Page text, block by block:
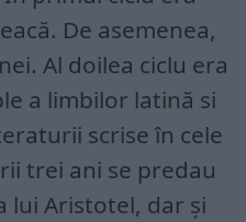
De asemenea,
Al doilea ciclu era
a limbilor latină si
scrise în cele
trei ani se predau
lui Aristotel, dar și